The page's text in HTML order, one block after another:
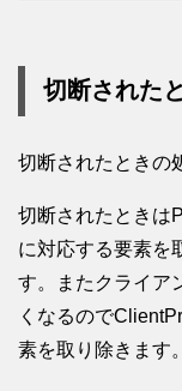
切断された
切断されたときの
切断されたときは
に対応する要素を
す。またクライア
くなるので
素を取り除きます。